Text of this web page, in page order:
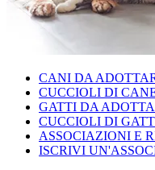
CANI DA
CUCCIOLI DI
GATTI DA
CUCCIOLI DI
ASSOCIAZIONI E
ISCRIVI